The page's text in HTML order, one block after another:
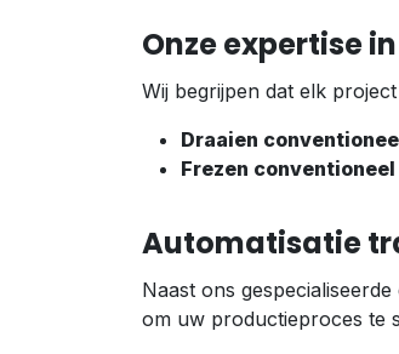
Onze expertise
Wij begrijpen dat elk
Draaien
Frezen conventioneel
Automatisatie
Naast ons
om uw productieproces te